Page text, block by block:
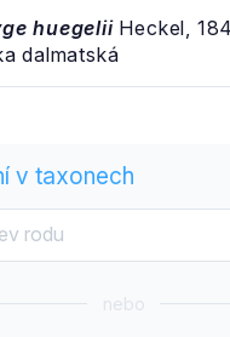
huegeliiHeckel,
dalmatská
v taxonech
nebo